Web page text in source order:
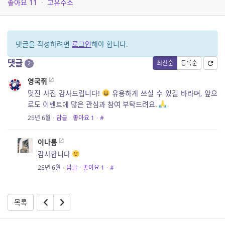
좋아요 11 · 고유주소
댓글을 작성하려면 로그인해야 합니다.
최신순 등록순
댓글 2
영국쥐
멋진 사진 감사드립니다!
유용하게 쓰실 수 있길 바라며, 앞으
로도 이벤트에 많은 관심과 참여 부탁드려요.
25년 6월 · 답글 · 좋아요 1 · #
이나름
감사합니다
25년 6월 · 답글 · 좋아요 1 · #
목록